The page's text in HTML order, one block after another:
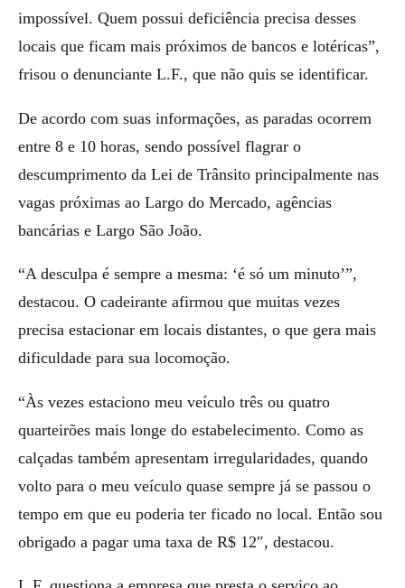
impossível. Quem possui deficiência precisa desses
locais que ficam mais próximos de bancos e lotéricas”,
frisou o denunciante L.F., que não quis se identificar.
De acordo com suas informações, as paradas ocorrem
entre 8 e 10 horas, sendo possível flagrar o
descumprimento da Lei de Trânsito principalmente nas
vagas próximas ao Largo do Mercado, agências
bancárias e Largo São João.
“A desculpa é sempre a mesma: ‘é só um minuto’”,
destacou. O cadeirante afirmou que muitas vezes
precisa estacionar em locais distantes, o que gera mais
dificuldade para sua locomoção.
“Às vezes estaciono meu veículo três ou quatro
quarteirões mais longe do estabelecimento. Como as
calçadas também apresentam irregularidades, quando
volto para o meu veículo quase sempre já se passou o
tempo em que eu poderia ter ficado no local. Então sou
obrigado a pagar uma taxa de R$ 12″, destacou.